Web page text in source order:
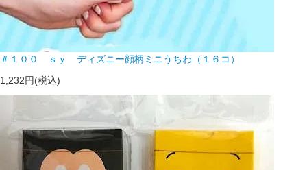
＃１００ ｓｙ ディズニー顔柄ミニうちわ（１６コ）
1,232円(税込)